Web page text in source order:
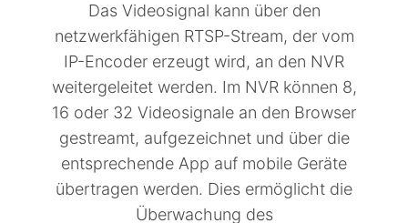
Das Videosignal kann über den
netzwerkfähigen RTSP-Stream, der vom
IP-Encoder erzeugt wird, an den NVR
weitergeleitet werden. Im NVR können 8,
16 oder 32 Videosignale an den Browser
gestreamt, aufgezeichnet und über die
entsprechende App auf mobile Geräte
übertragen werden. Dies ermöglicht die
Überwachung des